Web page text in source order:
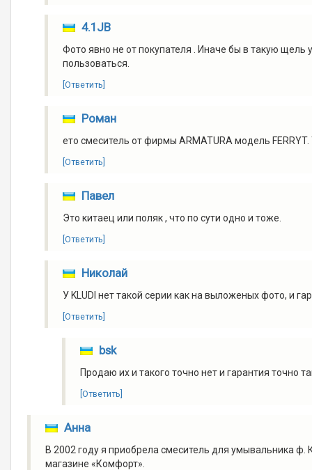
4.1JB
Фото явно не от покупателя . Иначе бы в такую
пользоваться.
[Ответить]
Роман
ето смеситель от фирмы ARMATURA модель
[Ответить]
Павел
Это китаец или поляк , что по сути одно и тоже.
[Ответить]
Николай
У KLUDI нет такой серии как на выложеных фото, и
[Ответить]
bsk
Продаю их и такого точно нет и гарантия точно
[Ответить]
Анна
В 2002 году я приобрела смеситель для умывальника ф.
магазине «Комфорт».